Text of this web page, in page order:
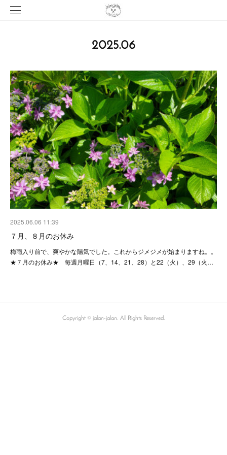
2025.06
2025.06.06 11:39
７月、８月のお休み
梅雨入り前で、爽やかな陽気でした。これからジメジメが始まりますね。。
★７月のお休み★ 毎週月曜日（7、14、21、28）と22（火）、29（火…
Copyright © jalan-jalan. All Rights Reserved.